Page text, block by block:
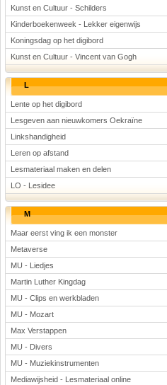
Kunst en Cultuur - Schilders
Kinderboekenweek - Lekker eigenwijs
Koningsdag op het digibord
Kunst en Cultuur - Vincent van Gogh
L
Lente op het digibord
Lesgeven aan nieuwkomers Oekraïne
Linkshandigheid
Leren op afstand
Lesmateriaal maken en delen
LO - Lesidee
M
Maar eerst ving ik een monster
Metaverse
MU - Liedjes
Martin Luther Kingdag
MU - Clips en werkbladen
MU - Mozart
Max Verstappen
MU - Divers
MU - Muziekinstrumenten
Mediawijsheid - Lesmateriaal online